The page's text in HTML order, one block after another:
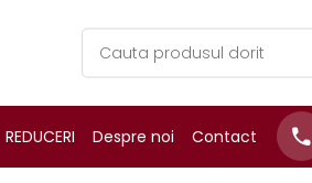
Products
search
REDUCERI Despre noi Contact